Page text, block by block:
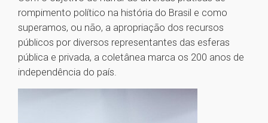
rompimento político na história do Brasil e como
superamos, ou não, a apropriação dos recursos
públicos por diversos representantes das esferas
pública e privada, a coletânea marca os 200 anos de
independência do país.